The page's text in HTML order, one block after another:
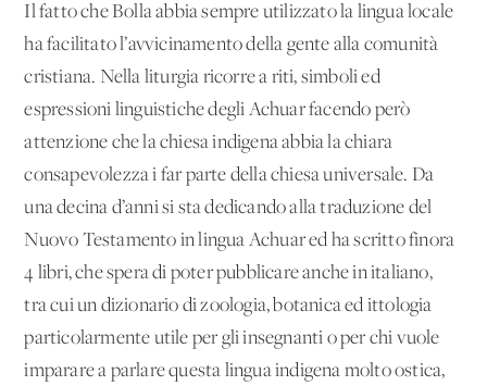
Il fatto che Bolla abbia sempre utilizzato la lingua locale
ha facilitato l’avvicinamento della gente alla comunità
cristiana. Nella liturgia ricorre a riti, simboli ed
espressioni linguistiche degli Achuar facendo però
attenzione che la chiesa indigena abbia la chiara
consapevolezza i far parte della chiesa universale. Da
una decina d’anni si sta dedicando alla traduzione del
Nuovo Testamento in lingua Achuar ed ha scritto finora
4 libri, che spera di poter pubblicare anche in italiano,
tra cui un dizionario di zoologia, botanica ed ittologia
particolarmente utile per gli insegnanti o per chi vuole
imparare a parlare questa lingua indigena molto ostica,